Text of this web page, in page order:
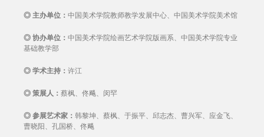
◎ 主办单位 ： 中国美术学院教师教学发展中心、中国美术学院美术馆
◎ 协办单位 ： 中国美术学院绘画艺术学院版画系、中国美术学院专业
基础教学部
◎ 学术主持： 许江
◎ 策展人： 蔡枫、佟飚、闵罕
◎ 参展艺术家 ： 韩黎坤、蔡枫、于振平、邱志杰、曹兴军、应金飞、
曹晓阳、孔国桥、佟飚